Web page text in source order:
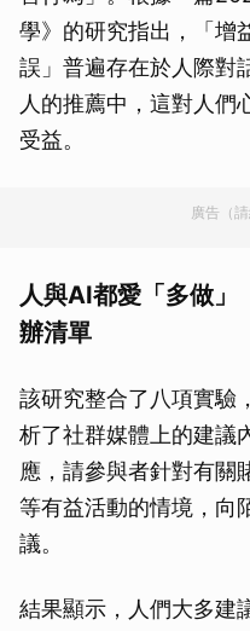
學》的研究指出，「
誤」普遍存在於人際對
人的推薦中，這對人們
受益。
廣告（
人與AI都愛「多做
辦清單
該研究整合了八項實驗
析了社群媒體上的建議
應，請參與者針對有關
等有益活動的情境，向
議。
結果顯示，人們大多建